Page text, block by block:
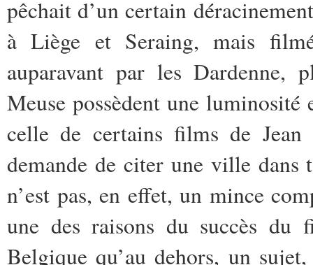
pêchait d’un certain
à Liège et Seraing, mais
auparavant par les Dardenne,
Meuse possèdent une luminosité
celle de certains films de
demande de citer une ville
n’est pas, en effet, un mince
une des raisons du succès du
Belgique qu’au dehors, un